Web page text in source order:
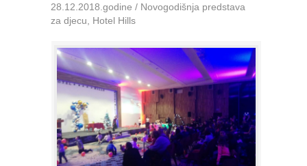
28.12.2018.godine / Novogodišnja predstava
za djecu, Hotel Hills